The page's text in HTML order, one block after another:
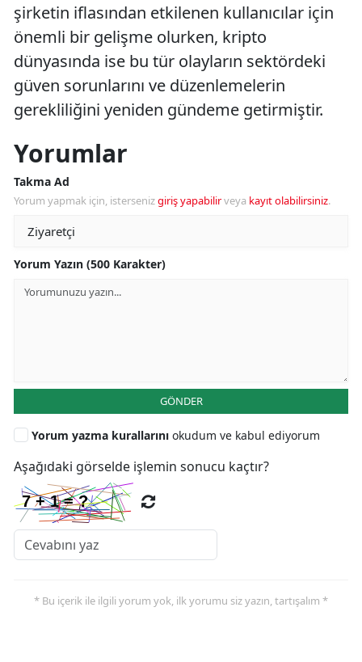
şirketin iflasından etkilenen kullanıcılar için
önemli bir gelişme olurken, kripto
dünyasında ise bu tür olayların sektördeki
güven sorunlarını ve düzenlemelerin
gerekliliğini yeniden gündeme getirmiştir.
Yorumlar
Takma Ad
Yorum yapmak için, istersenizgiriş yapabilirveya kayıt olabilirsiniz.
Yorum Yazın (500 Karakter)
GÖNDER
Yorum yazma kurallarını okudum ve kabul ediyorum
Aşağıdaki görselde işlemin sonucu kaçtır?
* Bu içerik ile ilgili yorum yok, ilk yorumu siz yazın, tartışalım *